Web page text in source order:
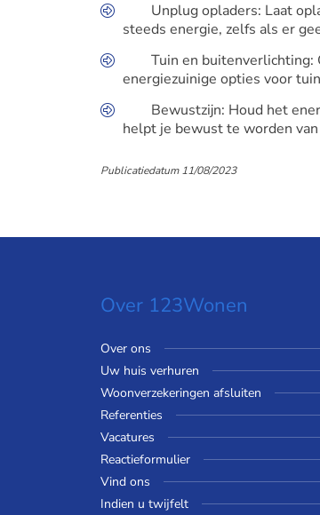
Unplug opladers: Laat
steeds energie, zelfs als er
Tuin en
energiezuinige opties voor
Bewustzijn: Houd het
helpt je bewust te worden
Publicatiedatum 11/08/2023
Over 123Wonen
Over ons
Uw huis verhuren
Woonverzekeringen afsluiten
Referenties
Vacatures
Reactieformulier
Vind ons
Indien u twijfelt